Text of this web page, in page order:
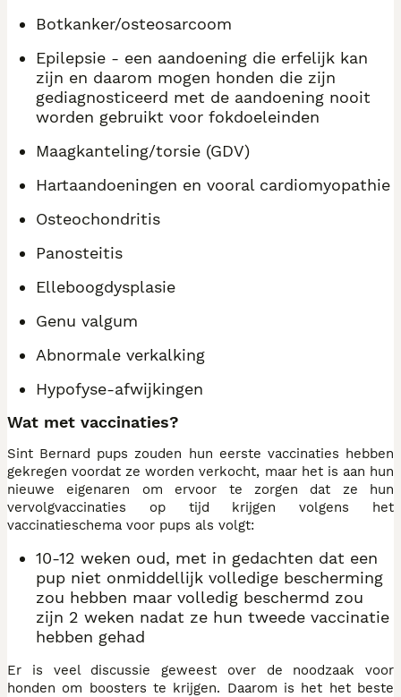
Botkanker/osteosarcoom
Epilepsie - een aandoening die erfelijk kan
zijn en daarom mogen honden die zijn
gediagnosticeerd met de aandoening nooit
worden gebruikt voor fokdoeleinden
Maagkanteling/torsie (GDV)
Hartaandoeningen en vooral cardiomyopathie
Osteochondritis
Panosteitis
Elleboogdysplasie
Genu valgum
Abnormale verkalking
Hypofyse-afwijkingen
Wat met vaccinaties?
Sint Bernard pups zouden hun eerste vaccinaties hebben
gekregen voordat ze worden verkocht, maar het is aan hun
nieuwe eigenaren om ervoor te zorgen dat ze hun
vervolgvaccinaties op tijd krijgen volgens het
vaccinatieschema voor pups als volgt:
10-12 weken oud, met in gedachten dat een
pup niet onmiddellijk volledige bescherming
zou hebben maar volledig beschermd zou
zijn 2 weken nadat ze hun tweede vaccinatie
hebben gehad
Er is veel discussie geweest over de noodzaak voor
honden om boosters te krijgen. Daarom is het het beste